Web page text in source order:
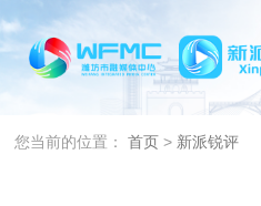
您当前的位置：首页 > 新派锐评